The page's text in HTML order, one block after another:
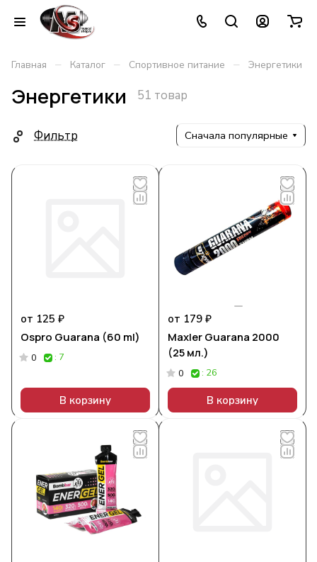
Главная – Каталог – Спортивное питание – Энергетики
Энергетики 51 товар
Фильтр Сначала популярные
от 125 ₽
Ospro Guarana (60 ml)
0 : 7
В корзину
от 179 ₽
Maxler Guarana 2000
(25 мл.)
0 : 26
В корзину